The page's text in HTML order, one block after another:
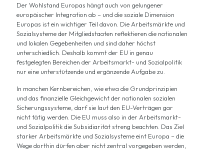
Der Wohlstand Europas hängt auch von gelungener
europäischer Integration ab – und die soziale Dimension
Europas ist ein wichtiger Teil davon. Die Arbeitsmärkte und
Sozialsysteme der Mitgliedstaaten reflektieren die nationalen
und lokalen Gegebenheiten und sind daher höchst
unterschiedlich. Deshalb kommt der EU in genau
festgelegten Bereichen der Arbeitsmarkt- und Sozialpolitik
nur eine unterstützende und ergänzende Aufgabe zu.
In manchen Kernbereichen, wie etwa die Grundprinzipien
und das finanzielle Gleichgewicht der nationalen sozialen
Sicherungssysteme, darf sie laut den EU-Verträgen gar
nicht tätig werden. Die EU muss also in der Arbeitsmarkt-
und Sozialpolitik die Subsidiarität streng beachten. Das Ziel
starker Arbeitsmärkte und Sozialsysteme eint Europa – die
Wege dorthin dürfen aber nicht zentral vorgegeben werden,